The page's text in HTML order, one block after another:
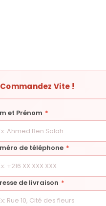
Commandez Vite !
et Prénom *
de téléphone *
de livraison *